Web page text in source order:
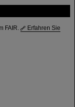
FAIR.
Erfahren Sie